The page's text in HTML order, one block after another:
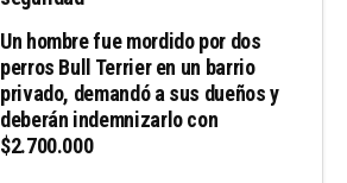
Un hombre fue mordido por dos
perros Bull Terrier en un barrio
privado, demandó a sus dueños y
deberán indemnizarlo con
$2.700.000